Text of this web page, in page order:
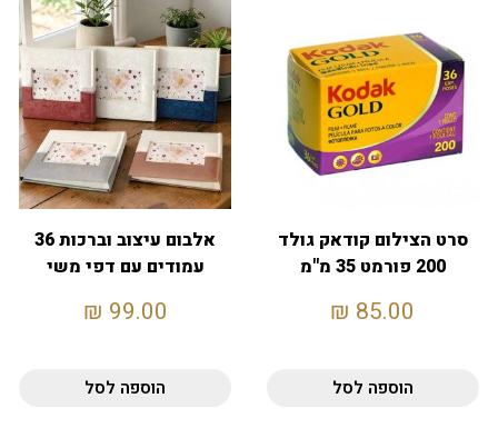
סרט הצילום קודאק גולד
200 פורמט 35 מ"מ
85.00
₪
הוספה לסל
אלבום עיצוב וברכות 36
עמודים עם דפי משי
99.00
₪
הוספה לסל